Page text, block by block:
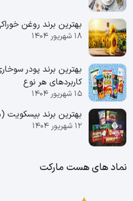
بهترین برند روغن
۱۸ شهریور ۱۴۰۴
بهترین برند پودر
کاربردهای هر نوع
۱۵ شهریور ۱۴۰۴
بهترین برند بیسکویت
۱۲ شهریور ۱۴۰۴
نماد های هست مارکت